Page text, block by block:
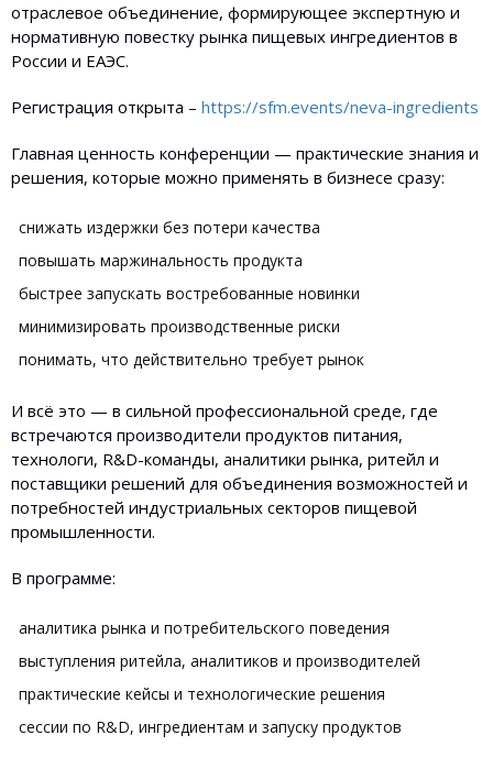
отраслевое объединение, формирующее экспертную и
нормативную повестку рынка пищевых ингредиентов в
России и ЕАЭС.
Регистрация открыта – https://sfm.events/neva-ingredients
Главная ценность конференции — практические знания и
решения, которые можно применять в бизнесе сразу:
снижать издержки без потери качества
повышать маржинальность продукта
быстрее запускать востребованные новинки
минимизировать производственные риски
понимать, что действительно требует рынок
И всё это — в сильной профессиональной среде, где
встречаются производители продуктов питания,
технологи, R&D-команды, аналитики рынка, ритейл и
поставщики решений для объединения возможностей и
потребностей индустриальных секторов пищевой
промышленности.
В программе:
аналитика рынка и потребительского поведения
выступления ритейла, аналитиков и производителей
практические кейсы и технологические решения
сессии по R&D, ингредиентам и запуску продуктов